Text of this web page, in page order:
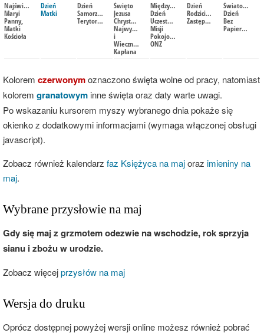
Najświętszej
Maryi
Panny,
Matki
Kościoła
Dzień
Matki
Dzień
Samorządu
Terytorialnego
Święto
Jezusa
Chrystusa,
Najwyższego
i
Wiecznego
Kapłana
Międzynarodowy
Dzień
Uczestników
Misji
Pokojowych
ONZ
Dzień
Rodzicielstwa
Zastępczego
Światowy
Dzień
Bez
Papierosa
Kolorem czerwonymoznaczono święta wolne od pracy, natomiast
kolorem granatowym inne święta oraz daty warte uwagi.
Po wskazaniu kursorem myszy wybranego dnia pokaże się
okienko z dodatkowymi informacjami (wymaga włączonej obsługi
javascript).
Zobacz również kalendarz faz Księżyca na majoraz imieniny na
maj.
Wybrane przysłowie na maj
Gdy się maj z grzmotem odezwie na wschodzie, rok sprzyja
sianu i zbożu w urodzie.
Zobacz więcejprzysłów na maj
Wersja do druku
Oprócz dostępnej powyżej wersji online możesz również pobrać